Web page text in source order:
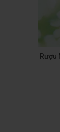
Rượu